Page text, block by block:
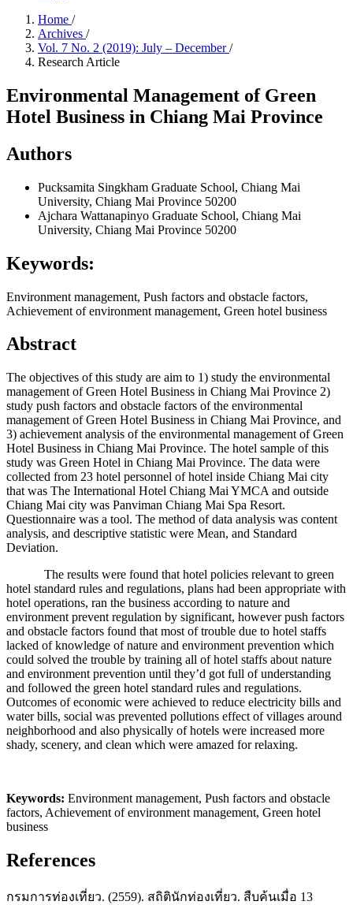
Home /
Archives /
Vol. 7 No. 2 (2019): July – December/
Research Article
Environmental Management of Green
Hotel Business in Chiang Mai Province
Authors
Pucksamita Singkham Graduate School, Chiang Mai
University, Chiang Mai Province 50200
Ajchara Wattanapinyo Graduate School, Chiang Mai
University, Chiang Mai Province 50200
Keywords:
Environment management, Push factors and obstacle factors,
Achievement of environment management, Green hotel business
Abstract
The objectives of this study are aim to 1) study the environmental
management of Green Hotel Business in Chiang Mai Province 2)
study push factors and obstacle factors of the environmental
management of Green Hotel Business in Chiang Mai Province, and
3) achievement analysis of the environmental management of Green
Hotel Business in Chiang Mai Province. The hotel sample of this
study was Green Hotel in Chiang Mai Province. The data were
collected from 23 hotel personnel of hotel inside Chiang Mai city
that was The International Hotel Chiang Mai YMCA and outside
Chiang Mai city was Panviman Chiang Mai Spa Resort.
Questionnaire was a tool. The method of data analysis was content
analysis, and descriptive statistic were Mean, and Standard
Deviation.
The results were found that hotel policies relevant to green
hotel standard rules and regulations, plans had been appropriate with
hotel operations, ran the business according to nature and
environment prevent regulation by significant, however push factors
and obstacle factors found that most of trouble due to hotel staffs
lacked of knowledge of nature and environment prevention which
could solved the trouble by training all of hotel staffs about nature
and environment prevention until they’d got full of understanding
and followed the green hotel standard rules and regulations.
Outcomes of economic were achieved to reduce electricity bills and
water bills, social was prevented pollutions effect of villages around
neighborhood and also physically of hotels were increased more
shady, scenery, and clean which were amazed for relaxing.
Keywords: Environment management, Push factors and obstacle
factors, Achievement of environment management, Green hotel
business
References
กรมการท่องเที่ยว. (2559). สถิตินักท่องเที่ยว. สืบค้นเมื่อ 13